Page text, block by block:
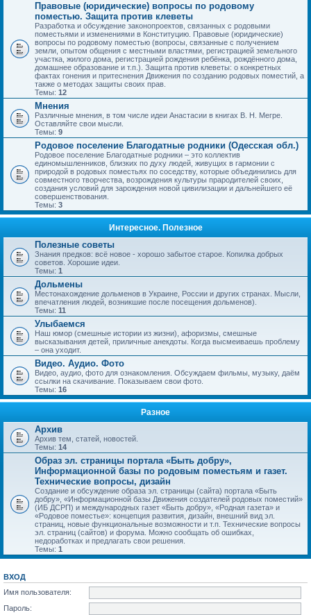
Правовые (юридические) вопросы по родовому
поместью. Защита против клеветы
Разработка и обсуждение законопроектов, связанных с родовыми
поместьями и изменениями в Конституцию. Правовые (юридические)
вопросы по родовому поместью (вопросы, связанные с получением
земли, опытом общения с местными властями, регистрацией земельного
участка, жилого дома, регистрацией рождения ребёнка, рождённого дома,
домашнее образование и т.п.). Защита против клеветы: о конкретных
фактах гонения и притеснения Движения по созданию родовых поместий, а
также о методах защиты своих прав.
Темы: 12
Мнения
Различные мнения, в том числе идеи Анастасии в книгах В. Н. Мегре.
Оставляйте свои мысли.
Темы: 9
Родовое поселение Благодатные родники (Одесская обл.)
Родовое поселение Благодатные родники – это коллектив
единомышленников, близких по духу людей, живущих в гармонии с
природой в родовых поместьях по соседству, которые объединились для
совместного творчества, возрождения культуры прародителей своих,
создания условий для зарождения новой цивилизации и дальнейшего её
совершенствования.
Темы: 3
Интересное. Полезное
Полезные советы
Знания предков: всё новое - хорошо забытое старое. Копилка добрых
советов. Хорошие идеи.
Темы: 1
Дольмены
Местонахождение дольменов в Украине, России и других странах. Мысли,
впечатления людей, возникшие после посещения дольменов).
Темы: 11
Улыбаемся
Наш юмор (смешные истории из жизни), афоризмы, смешные
высказывания детей, приличные анекдоты. Когда высмеиваешь проблему
– она уходит.
Видео. Аудио. Фото
Видео, аудио, фото для ознакомления. Обсуждаем фильмы, музыку, даём
ссылки на скачивание. Показываем свои фото.
Темы: 16
Разное
Архив
Архив тем, статей, новостей.
Темы: 14
Образ эл. страницы портала «Быть добру»,
Информационной базы по родовым поместьям и газет.
Технические вопросы, дизайн
Создание и обсуждение образа эл. страницы (сайта) портала «Быть
добру», «Информационной базы Движения создателей родовых поместий»
(ИБ ДСРП) и международных газет «Быть добру», «Родная газета» и
«Родовое поместье»: концепция развития, дизайн, внешний вид эл.
страниц, новые функциональные возможности и т.п. Технические вопросы
эл. страниц (сайтов) и форума. Можно сообщать об ошибках,
недоработках и предлагать свои решения.
Темы: 1
ВХОД
Имя пользователя:
Пароль: